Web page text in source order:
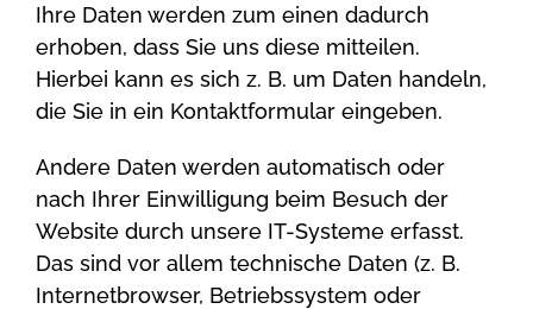
Ihre Daten werden zum einen dadurch
erhoben, dass Sie uns diese mitteilen.
Hierbei kann es sich z. B. um Daten handeln,
die Sie in ein Kontaktformular eingeben.
Andere Daten werden automatisch oder
nach Ihrer Einwilligung beim Besuch der
Website durch unsere IT-Systeme erfasst.
Das sind vor allem technische Daten (z. B.
Internetbrowser, Betriebssystem oder